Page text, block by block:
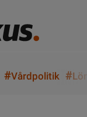
#Vårdpolitik #Lön